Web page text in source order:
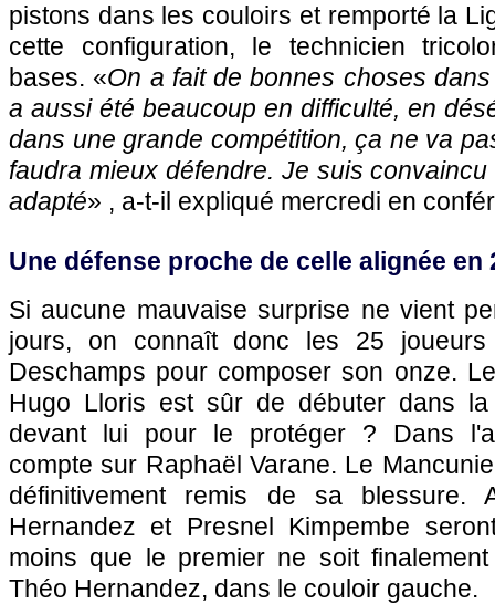
pistons dans les couloirs et remporté la
cette configuration, le technicien
bases. «On a fait de bonnes choses
a aussi été beaucoup en difficulté, en
dans une grande compétition, ça ne va
faudra mieux défendre. Je suis
adapté» , a-t-il expliqué mercredi en
Une défense proche de celle alignée en
Si aucune mauvaise surprise ne vient
jours, on connaît donc les 25
Deschamps pour composer son onze.
Hugo Lloris est sûr de débuter dans
devant lui pour le protéger ? Dans
compte sur Raphaël Varane. Le
définitivement remis de sa blessure.
Hernandez et Presnel Kimpembe
moins que le premier ne soit
Théo Hernandez, dans le couloir gauche.